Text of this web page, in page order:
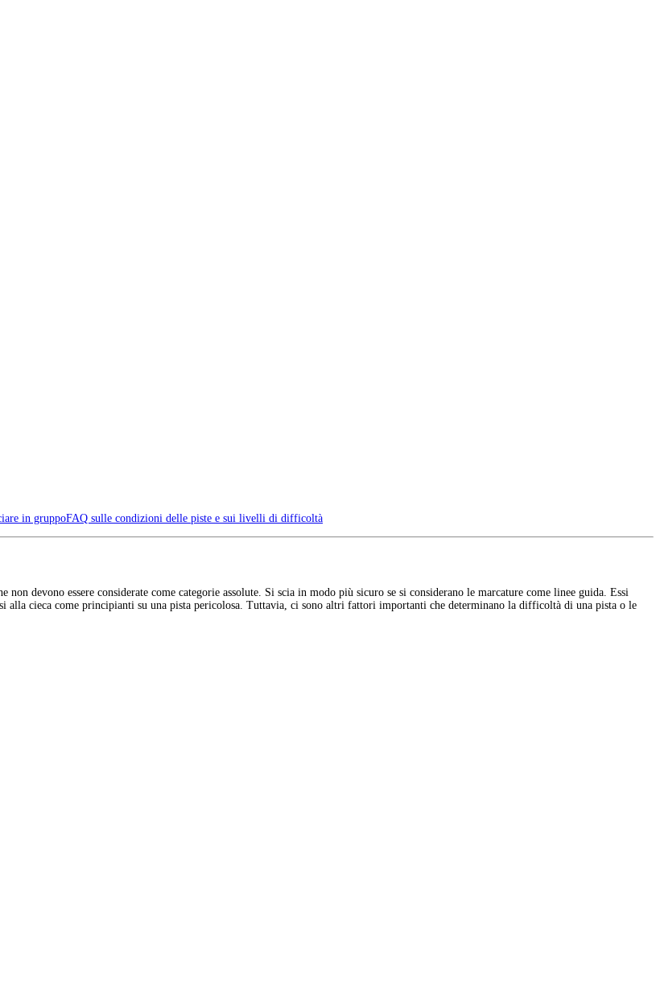
in gruppoFAQ sulle condizioni delle piste e sui livelli di difficoltà
non devono essere considerate come categorie assolute. Si scia in modo più sicuro se si considerano le marcature come linee guida. Essi
alla cieca come principianti su una pista pericolosa. Tuttavia, ci sono altri fattori importanti che determinano la difficoltà di una pista o le